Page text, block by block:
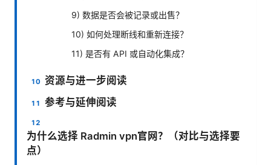
9) 数据是否会被记录或出售？
10) 如何处理断线和重新连接？
11) 是否有 API 或自动化集成？
资源与进一步阅读
参考与延伸阅读
为什么选择 Radmin vpn官网？（对比与选择要
点）